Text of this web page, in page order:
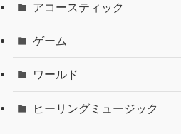
アコースティック
ゲーム
ワールド
ヒーリングミュージック